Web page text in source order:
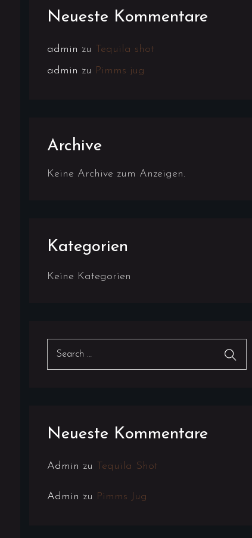
Neueste Kommentare
admin zu Tequila shot
admin zu Pimms jug
Archive
Keine Archive zum Anzeigen.
Kategorien
Keine Kategorien
Neueste Kommentare
Admin zu Tequila Shot
Admin zu Pimms Jug